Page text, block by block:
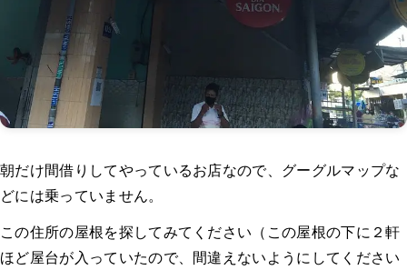
朝だけ間借りしてやっているお店なので、グーグルマップな
どには乗っていません。
この住所の屋根を探してみてください（この屋根の下に２軒
ほど屋台が入っていたので、間違えないようにしてください